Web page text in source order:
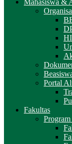
Mahasiswa &
Portal
Fakultas
Program